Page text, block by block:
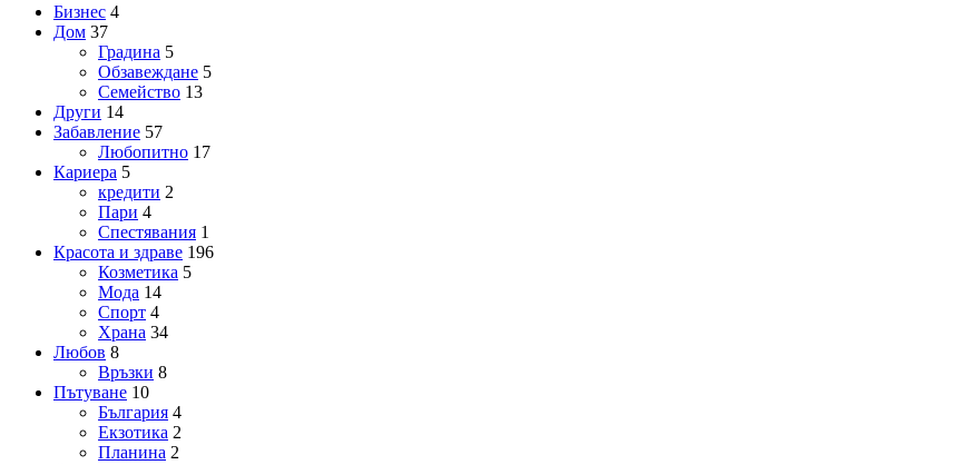
Бизнес 4
Дом 37
Градина 5
Обзавеждане 5
Семейство 13
Други 14
Забавление 57
Любопитно 17
Кариера 5
кредити 2
Пари 4
Спестявания 1
Красота и здраве 196
Козметика 5
Мода 14
Спорт 4
Храна 34
Любов 8
Връзки 8
Пътуване 10
България 4
Екзотика 2
Планина 2